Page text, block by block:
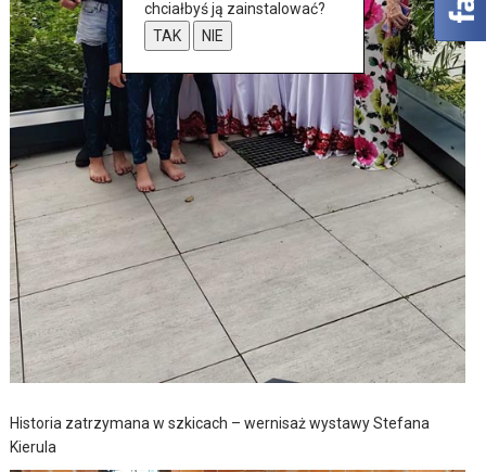
Historia zatrzymana w szkicach – wernisaż wystawy Stefana
Kierula
chciałbyś ją zainstalować?
TAK
NIE